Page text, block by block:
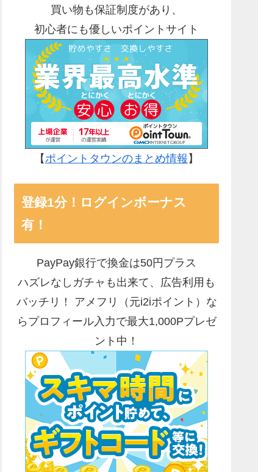
買い物も保証制度があり、
初心者にも優しいポイントサイト
【ポイントタウンのまとめ情報 】
登録1分！ログインボーナス
有！
PayPay銀行で換金は50円プラス
ハズレなしガチャも出来て、広告利用も
バッチリ！ アメフリ（元i2iポイント）な
らプロフィール入力で最大1,000Pプレゼ
ント中！